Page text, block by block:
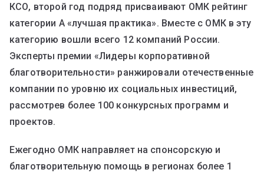
КСО, второй год подряд присваивают ОМК рейтинг
категории А «лучшая практика». Вместе с ОМК в эту
категорию вошли всего 12 компаний России.
Эксперты премии «Лидеры корпоративной
благотворительности» ранжировали отечественные
компании по уровню их социальных инвестиций,
рассмотрев более 100 конкурсных программ и
проектов.
Ежегодно ОМК направляет на спонсорскую и
благотворительную помощь в регионах более 1